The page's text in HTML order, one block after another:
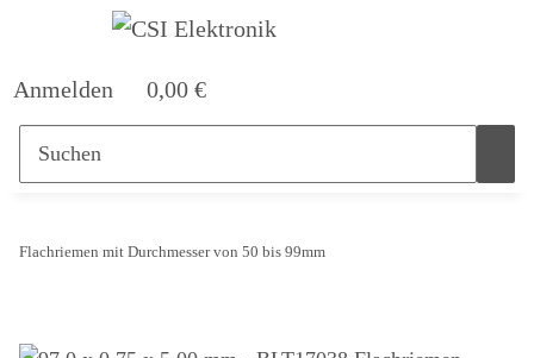
Anmelden 0,00 €
Flachriemen mit Durchmesser von 50 bis 99mm